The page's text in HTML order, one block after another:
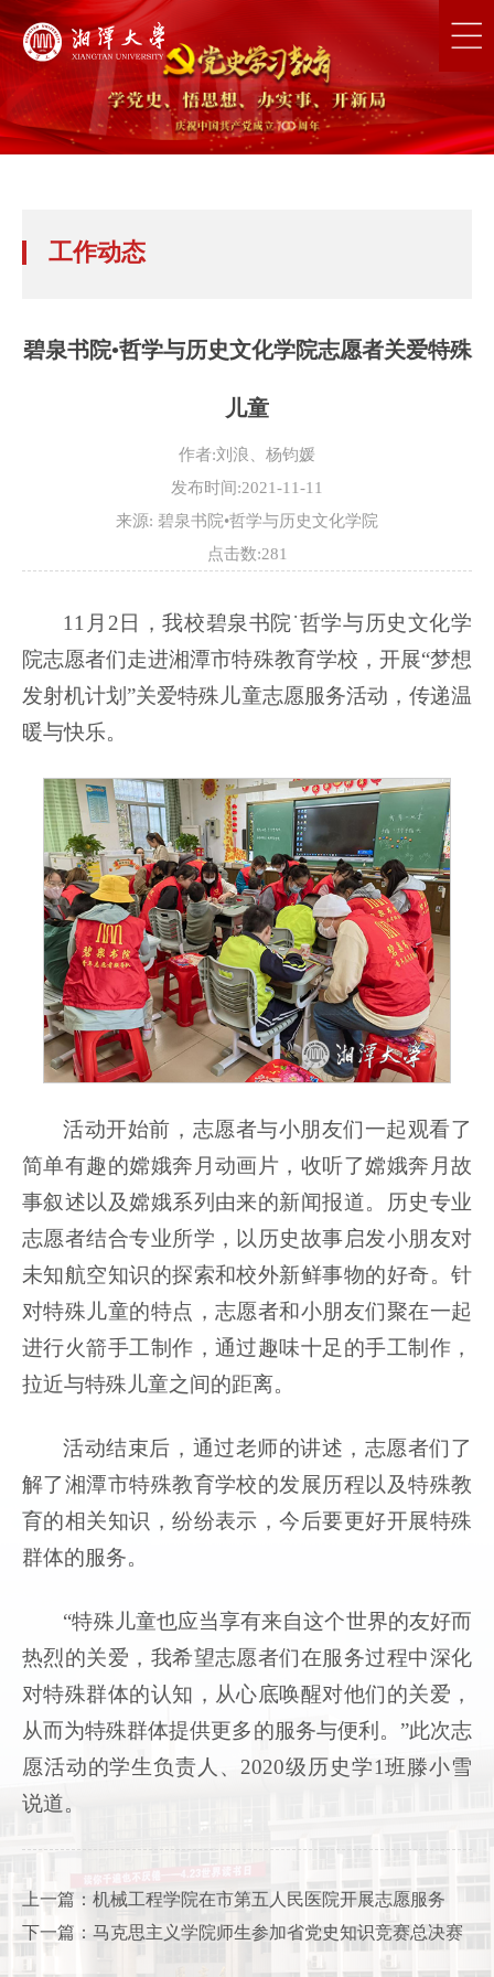
工作动态
碧泉书院•哲学与历史文化学院志愿者关爱特殊
儿童
作者:刘浪、杨钧媛
发布时间:2021-11-11
来源: 碧泉书院•哲学与历史文化学院
点击数:281
11月2日，我校碧泉书院˙哲学与历史文化学
院志愿者们走进湘潭市特殊教育学校，开展“梦想
发射机计划”关爱特殊儿童志愿服务活动，传递温
暖与快乐。
活动开始前，志愿者与小朋友们一起观看了
简单有趣的嫦娥奔月动画片，收听了嫦娥奔月故
事叙述以及嫦娥系列由来的新闻报道。历史专业
志愿者结合专业所学，以历史故事启发小朋友对
未知航空知识的探索和校外新鲜事物的好奇。针
对特殊儿童的特点，志愿者和小朋友们聚在一起
进行火箭手工制作，通过趣味十足的手工制作，
拉近与特殊儿童之间的距离。
活动结束后，通过老师的讲述，志愿者们了
解了湘潭市特殊教育学校的发展历程以及特殊教
育的相关知识，纷纷表示，今后要更好开展特殊
群体的服务。
“特殊儿童也应当享有来自这个世界的友好而
热烈的关爱，我希望志愿者们在服务过程中深化
对特殊群体的认知，从心底唤醒对他们的关爱，
从而为特殊群体提供更多的服务与便利。”此次志
愿活动的学生负责人、2020级历史学1班滕小雪
说道。
上一篇：机械工程学院在市第五人民医院开展志愿服务
下一篇：马克思主义学院师生参加省党史知识竞赛总决赛